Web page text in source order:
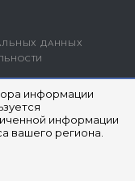
информации
информации
вашего региона.
ДАННЫХ